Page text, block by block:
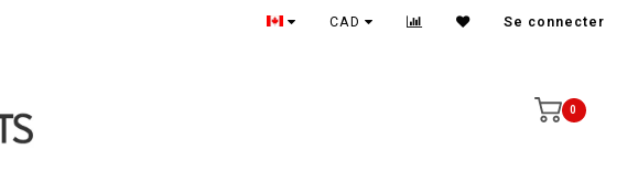
CAD Se connecter
0